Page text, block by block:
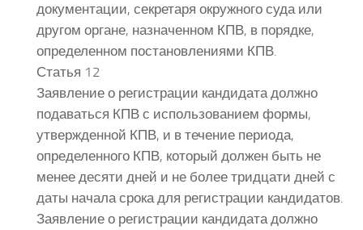
документации, секретаря окружного суда или
другом органе, назначенном КПВ, в порядке,
определенном постановлениями КПВ.
Статья 12
Заявление о регистрации кандидата должно
подаваться КПВ с использованием формы,
утвержденной КПВ, и в течение периода,
определенного КПВ, который должен быть не
менее десяти дней и не более тридцати дней с
даты начала срока для регистрации кандидатов.
Заявление о регистрации кандидата должно